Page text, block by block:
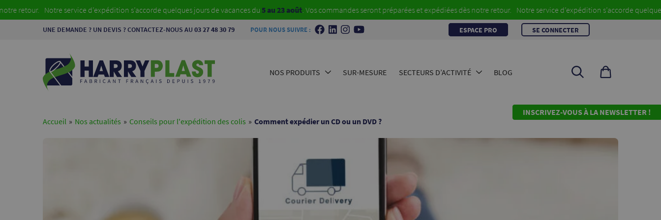
Notre service d’expédition s’accorde quelques jours de vacances du5 au 23 août. Vos commandes seront préparées et expédiées dès notre retour. Notre service d’expédition s’accorde quelques jours
UNE DEMANDE ? UN DEVIS ? CONTACTEZ-NOUS AU 03 27 48 30 79 POUR NOUS SUIVRE : ESPACE PRO SE CONNECTER
NOS PRODUITS SUR-MESURE SECTEURS D’ACTIVITÉ BLOG
Rechercher
un
INSCRIVEZ-VOUS À LA NEWSLETTER !
Accueil » Nos actualités » Conseils pour l'expédition des colis » Comment expédier un CD ou un DVD ?